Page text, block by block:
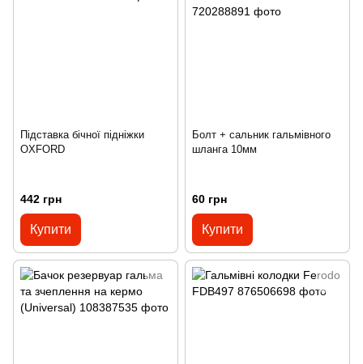
Підставка бічної підніжки
OXFORD
442 грн
Купити
Болт + сальник гальмівного
шланга 10мм
60 грн
Купити